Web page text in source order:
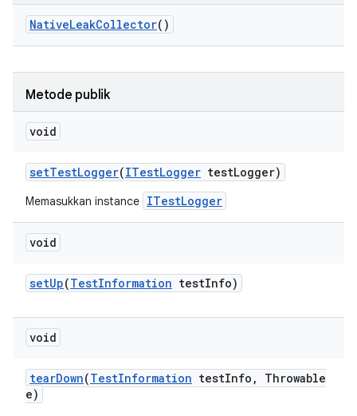
NativeLeakCollector()
Metode publik
void
setTestLogger(ITestLogger testLogger)
Memasukkan instance ITestLogger
void
setUp(TestInformation testInfo)
void
tearDown(TestInformation testInfo ,
Throwable
e)